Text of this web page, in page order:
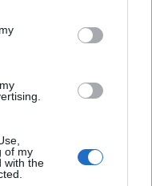
of my
with the